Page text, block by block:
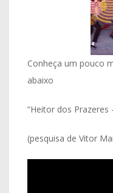
Conheça um pouco
abaixo
“Heitor dos
(pesquisa de Vitor